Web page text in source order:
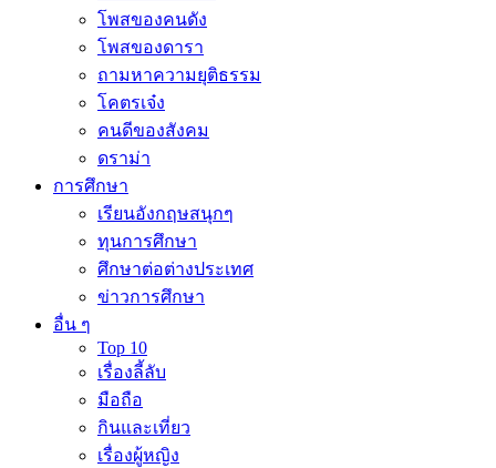
โพสของคนดัง
โพสของดารา
ถามหาความยุติธรรม
โคตรเจ๋ง
คนดีของสังคม
ดราม่า
การศึกษา
เรียนอังกฤษสนุกๆ
ทุนการศึกษา
ศึกษาต่อต่างประเทศ
ข่าวการศึกษา
อื่น ๆ
Top 10
เรื่องลี้ลับ
มือถือ
กินและเที่ยว
เรื่องผู้หญิง